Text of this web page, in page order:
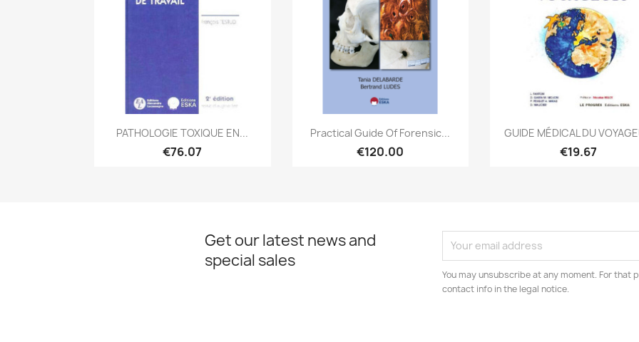
Quick view
PATHOLOGIE TOXIQUE EN...
€76.07
Quick view
Practical Guide Of Forensic...
€120.00
Quick view
GUIDE MÉDICAL DU
€19.67
Get our latest news and
special sales
You may unsubscribe at any moment. For that
contact info in the legal notice.